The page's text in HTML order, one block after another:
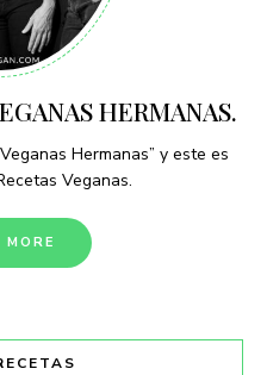
HERMANAS.
Hermanas” y este es
Veganas.
MORE